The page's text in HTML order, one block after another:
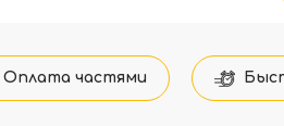
Оплата частями